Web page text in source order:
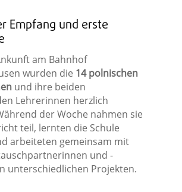
Empfang und erste
am Bahnhof
wurden die 14 polnischen
und ihre beiden
Lehrerinnen herzlich
der Woche nahmen sie
teil, lernten die Schule
arbeiteten gemeinsam mit
und -
unterschiedlichen Projekten.